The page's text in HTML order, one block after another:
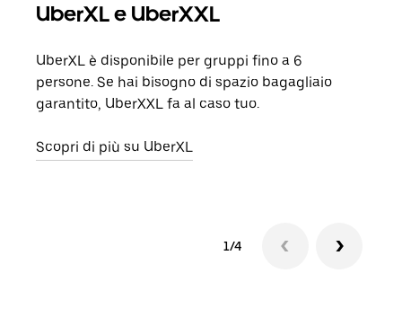
UberXL e UberXXL
UberXL è disponibile per gruppi fino a 6
persone. Se hai bisogno di spazio bagagliaio
garantito, UberXXL fa al caso tuo.
Scopri di più su UberXL
1/4